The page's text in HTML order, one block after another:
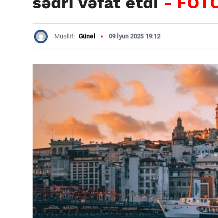
Müəllif: Günel 09 İyun 2025 19:12